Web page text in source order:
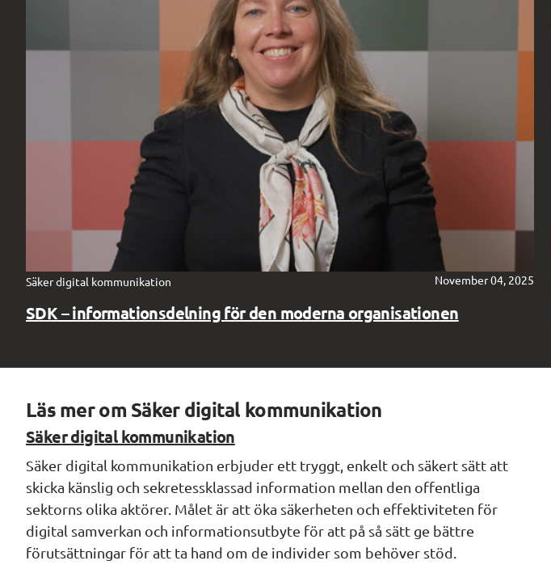
Säker digital kommunikation November 04, 2025
SDK – informationsdelning för den moderna organisationen
Läs mer om Säker digital kommunikation
Säker digital kommunikation
Säker digital kommunikation erbjuder ett tryggt, enkelt och säkert sätt att
skicka känslig och sekretessklassad information mellan den offentliga
sektorns olika aktörer. Målet är att öka säkerheten och effektiviteten för
digital samverkan och informationsutbyte för att på så sätt ge bättre
förutsättningar för att ta hand om de individer som behöver stöd.